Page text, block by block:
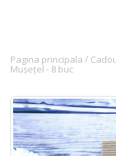
Pagina principala /
Mușețel - 8 buc